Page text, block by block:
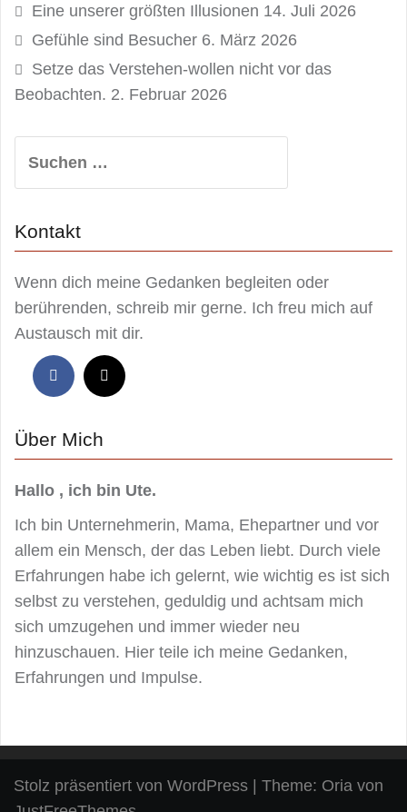
Eine unserer größten Illusionen 14. Juli 2026
Gefühle sind Besucher 6. März 2026
Setze das Verstehen-wollen nicht vor das
Beobachten. 2. Februar 2026
nach:
Kontakt
Wenn dich meine Gedanken begleiten oder
berührenden, schreib mir gerne. Ich freu mich auf
Austausch mit dir.
Über Mich
Hallo , ich bin Ute.
Ich bin Unternehmerin, Mama, Ehepartner und vor
allem ein Mensch, der das Leben liebt. Durch viele
Erfahrungen habe ich gelernt, wie wichtig es ist sich
selbst zu verstehen, geduldig und achtsam mich
sich umzugehen und immer wieder neu
hinzuschauen. Hier teile ich meine Gedanken,
Erfahrungen und Impulse.
Stolz präsentiert von WordPress | Theme: Oria von